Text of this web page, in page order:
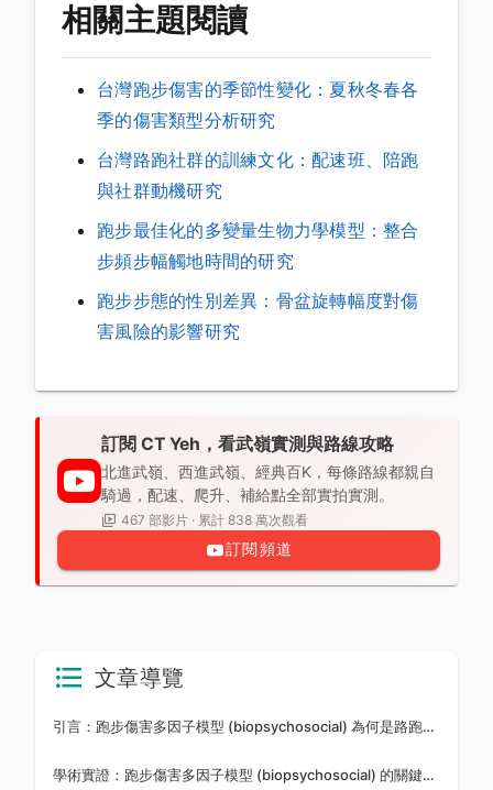
相關主題閱讀
台灣跑步傷害的季節性變化：夏秋冬春各
季的傷害類型分析研究
台灣路跑社群的訓練文化：配速班、陪跑
與社群動機研究
跑步最佳化的多變量生物力學模型：整合
步頻步幅觸地時間的研究
跑步步態的性別差異：骨盆旋轉幅度對傷
害風險的影響研究
訂閱 CT Yeh，看武嶺實測與路線攻略
北進武嶺、西進武嶺、經典百K，每條路線都親自
騎過，配速、爬升、補給點全部實拍實測。
467 部影片 · 累計 838 萬次觀看
訂閱頻道
文章導覽
引言：跑步傷害多因子模型 (biopsychosocial) 為何是路跑進階訓練的關鍵拼圖
學術實證：跑步傷害多因子模型 (biopsychosocial) 的關鍵研究與量化數據